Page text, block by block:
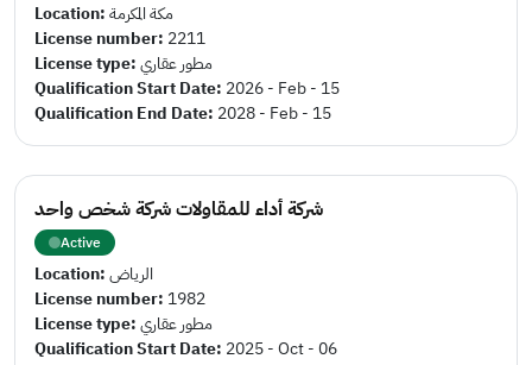
Location:مكة المكرمة
License number: 2211
License type:مطور عقاري
Qualification Start Date: 2026 - Feb - 15
Qualification End Date: 2028 - Feb - 15
شركة أداء للمقاولات شركة شخص واحد
Active
Location:الرياض
License number: 1982
License type:مطور عقاري
Qualification Start Date: 2025 - Oct - 06